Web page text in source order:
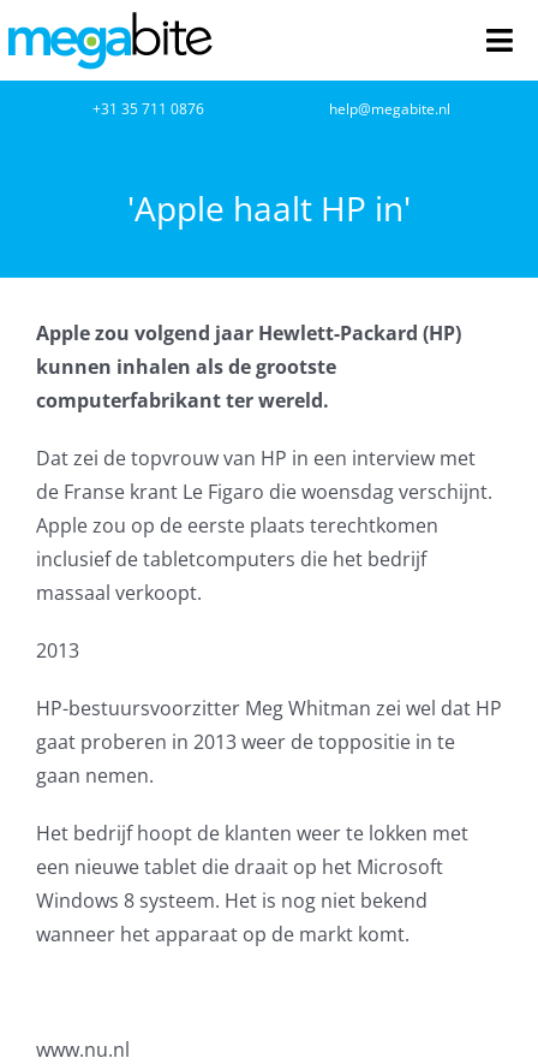
naar
inhoud
Netwerkbeheer
Cloud Computing
Microsoft NCE
AVG
Office365
Glasvezelverbindingen
Microsoft software licenties
SLA overeenkomsten
Remote Help
Contact
+31 35 711 0876 help@megabite.nl
'Apple haalt HP in'
Apple zou volgend jaar Hewlett-Packard (HP)
kunnen inhalen als de grootste
computerfabrikant ter wereld.
Dat zei de topvrouw van HP in een interview met
de Franse krant Le Figaro die woensdag verschijnt.
Apple zou op de eerste plaats terechtkomen
inclusief de tabletcomputers die het bedrijf
massaal verkoopt.
2013
HP-bestuursvoorzitter Meg Whitman zei wel dat HP
gaat proberen in 2013 weer de toppositie in te
gaan nemen.
Het bedrijf hoopt de klanten weer te lokken met
een nieuwe tablet die draait op het Microsoft
Windows 8 systeem. Het is nog niet bekend
wanneer het apparaat op de markt komt.
www.nu.nl